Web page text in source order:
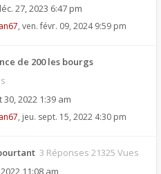
27, 2023 6:47 pm
, ven. févr. 09, 2024 9:59 pm
de 200 les bourgs
2022 1:39 am
, jeu. sept. 15, 2022 4:30 pm
3 Réponses 21325 Vues
11:08 am